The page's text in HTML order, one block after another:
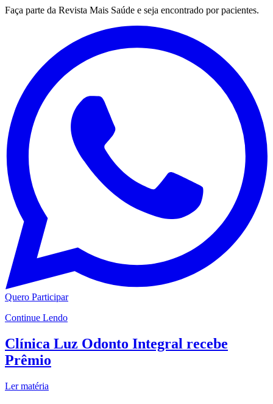
Faça parte da Revista Mais Saúde e seja encontrado por pacientes.
Quero Participar
Continue Lendo
Clínica Luz Odonto Integral recebe
Prêmio
Ler matéria